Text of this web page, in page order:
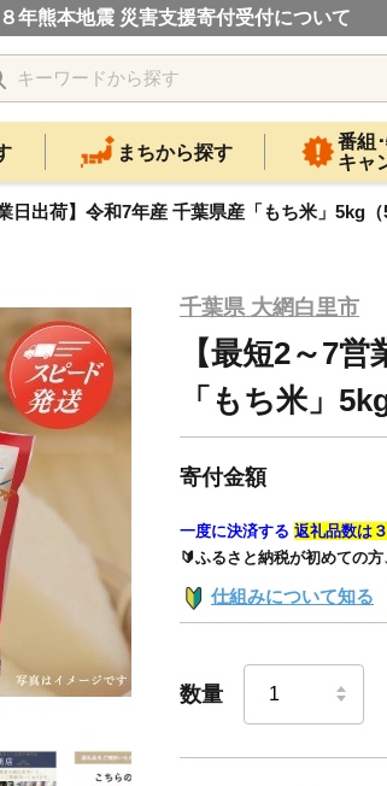
年熊本地震 災害支援寄付受付について
まちから探す
番組
キャ
日出荷】令和7年産 千葉県産「もち米」5kg
千葉県 大網白里市
【最短2～7
「もち米」
寄付金額
一度に決済する 返礼品数は
🔰ふるさと納税が初めての
仕組みについて知る
数量